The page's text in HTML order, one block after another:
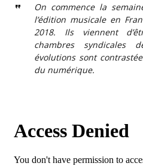
On commence la
l’édition musicale en
2018. Ils viennent
chambres syndicales
évolutions sont
du numérique.